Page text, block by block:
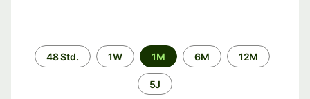
Zeitraum
48 Std. 1W 1M 6M 12M
5J